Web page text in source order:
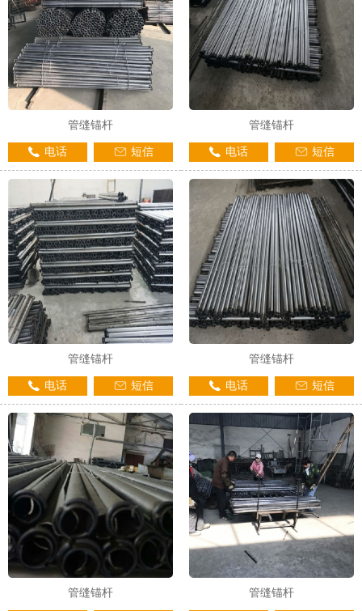
3
管缝锚杆
电话 短信
管缝锚杆
电话 短信
管缝锚杆
电话 短信
管缝锚杆
电话 短信
管缝锚杆 管缝锚杆